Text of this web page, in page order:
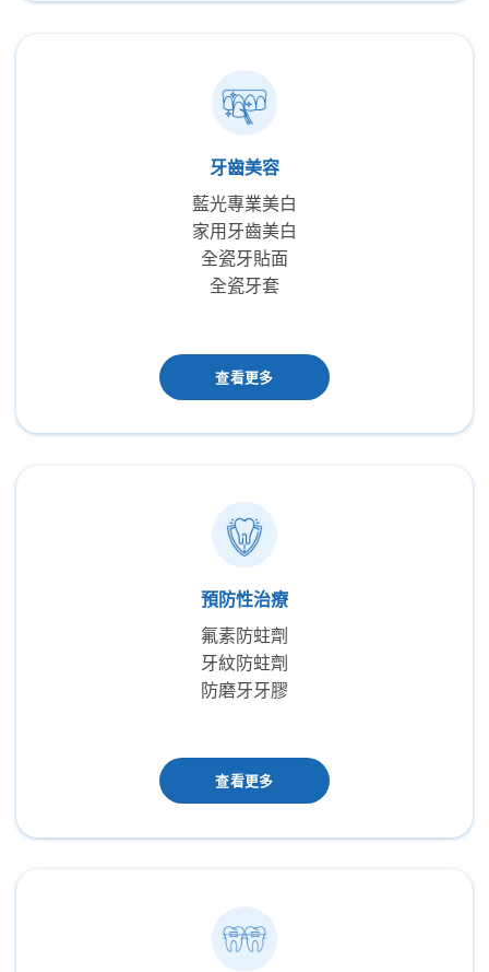
牙齒美容
藍光專業美白
家用牙齒美白
全瓷牙貼面
全瓷牙套
查看更多
預防性治療
氟素防蛀劑
牙紋防蛀劑
防磨牙牙膠
查看更多